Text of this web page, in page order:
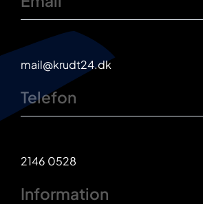
mail@krudt24.dk
Telefon
2146 0528
Information